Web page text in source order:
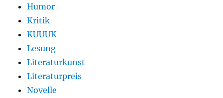
Humor
Kritik
KUUUK
Lesung
Literaturkunst
Literaturpreis
Novelle